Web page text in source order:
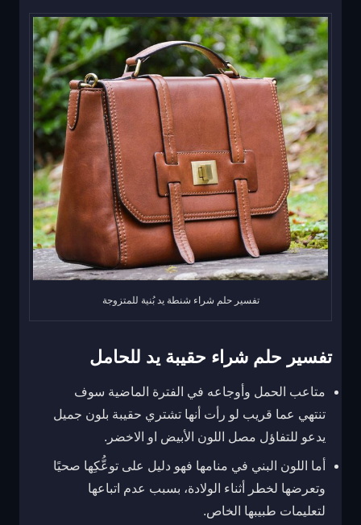
تفسير حلم شراء شنطة يد بُنية للمتزوجة
تفسير حلم شراء حقيبة يد للحامل
متاعب الحمل وأوجاعه في الفترة الماضية سوف
تنتهي عما قريب لو رأت أنها تشتري حقيبة بلون جميل
يدعو للتفاؤل مصل اللون الأبيض او الاخضر.
أما اللون البني في منامها فهو دليل على توعُّكِها صحيًا
وتعرضها لخطر أثناء الولادة، بسبب عدم اتباعها
لتعليمات طبيبها الخاص.